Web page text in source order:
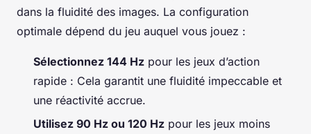
dans la fluidité des images. La configuration
optimale dépend du jeu auquel vous jouez :
Sélectionnez 144 Hz pour les jeux d’action
rapide : Cela garantit une fluidité impeccable et
une réactivité accrue.
Utilisez 90 Hz ou 120 Hz pour les jeux moins